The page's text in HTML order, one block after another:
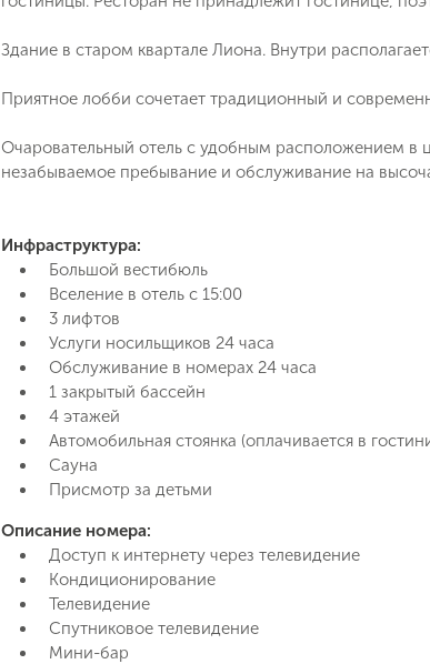
в ближайшее время
Поймайте выгодную
Подпишитесь и
Даю согласие на обработку персональных данных в
Здание в старом квартале Лиона. Внутри
Приятное лобби сочетает традиционный и
Очаровательный отель с удобным расположением в
незабываемое пребывание и обслуживание на
Инфраструктура:
Большой вестибюль
Вселение в отель с 15:00
3 лифтов
Услуги носильщиков 24 часа
Обслуживание в номерах 24 часа
1 закрытый бассейн
4 этажей
Автомобильная стоянка (оплачивается в
Сауна
Присмотр за детьми
Описание номера:
Доступ к интернету через телевидение
Кондиционирование
Телевидение
Спутниковое телевидение
Мини-бар